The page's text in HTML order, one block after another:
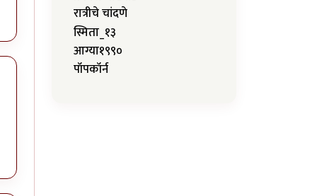
रात्रीचे चांदणे
स्मिता_१३
आग्या१९९०
पॉपकॉर्न